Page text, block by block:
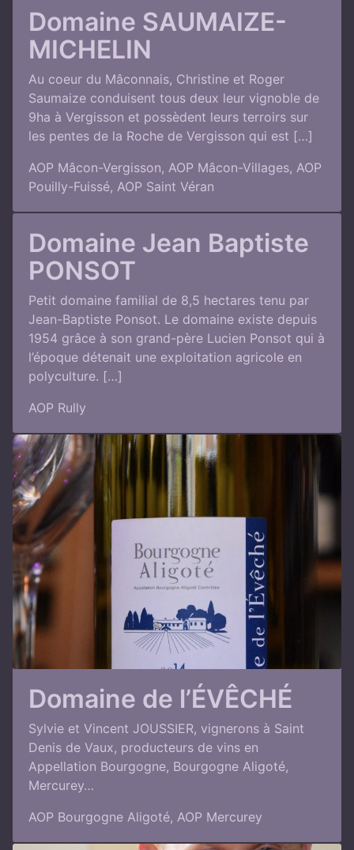
Domaine SAUMAIZE-
MICHELIN
Au coeur du Mâconnais, Christine et Roger
Saumaize conduisent tous deux leur vignoble de
9ha à Vergisson et possèdent leurs terroirs sur
les pentes de la Roche de Vergisson qui est […]
AOP Mâcon-Vergisson, AOP Mâcon-Villages, AOP
Pouilly-Fuissé, AOP Saint Véran
Domaine Jean Baptiste
PONSOT
Petit domaine familial de 8,5 hectares tenu par
Jean-Baptiste Ponsot. Le domaine existe depuis
1954 grâce à son grand-père Lucien Ponsot qui à
l’époque détenait une exploitation agricole en
polyculture. […]
AOP Rully
Domaine de l’ÉVÊCHÉ
Sylvie et Vincent JOUSSIER, vignerons à Saint
Denis de Vaux, producteurs de vins en
Appellation Bourgogne, Bourgogne Aligoté,
Mercurey…
AOP Bourgogne Aligoté, AOP Mercurey